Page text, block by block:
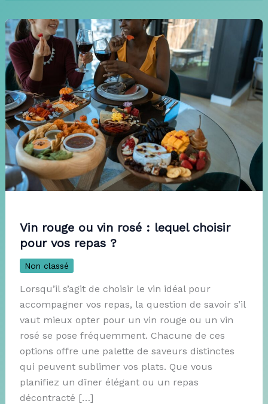
Vin rouge ou vin rosé : lequel choisir
pour vos repas ?
Non classé
Lorsqu’il s’agit de choisir le vin idéal pour
accompagner vos repas, la question de savoir s’il
vaut mieux opter pour un vin rouge ou un vin
rosé se pose fréquemment. Chacune de ces
options offre une palette de saveurs distinctes
qui peuvent sublimer vos plats. Que vous
planifiez un dîner élégant ou un repas
décontracté […]